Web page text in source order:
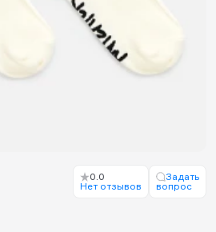
0.0
Нет отзывов
Задать
вопрос